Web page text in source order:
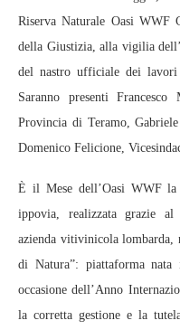
Riserva Naturale Oasi
della Giustizia, alla vigilia
del nastro ufficiale dei
Saranno presenti Francesco
Provincia di Teramo,
Domenico Felicione,
È il Mese dell’Oasi WWF la
ippovia, realizzata grazie
azienda vitivinicola lombarda,
di Natura”: piattaforma
occasione dell’Anno
la corretta gestione e la